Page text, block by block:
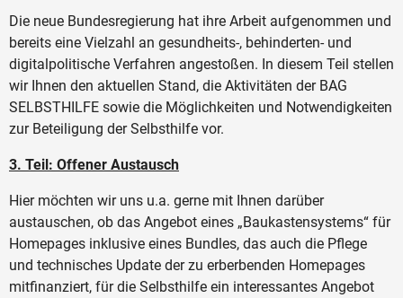
Die neue Bundesregierung hat ihre Arbeit aufgenommen und
bereits eine Vielzahl an gesundheits-, behinderten- und
digitalpolitische Verfahren angestoßen. In diesem Teil stellen
wir Ihnen den aktuellen Stand, die Aktivitäten der BAG
SELBSTHILFE sowie die Möglichkeiten und Notwendigkeiten
zur Beteiligung der Selbsthilfe vor.
3. Teil: Offener Austausch
Hier möchten wir uns u.a. gerne mit Ihnen darüber
austauschen, ob das Angebot eines „Baukastensystems“ für
Homepages inklusive eines Bundles, das auch die Pflege
und technisches Update der zu erberbenden Homepages
mitfinanziert, für die Selbsthilfe ein interessantes Angebot